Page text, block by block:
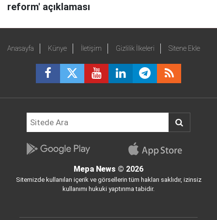
reform' açıklaması
Anasayfa Künye İletişim Gizlilik İlkeleri Sitene Ekle
Mepa News © 2026
Sitemizde kullanılan içerik ve görsellerin tüm hakları saklıdır, izinsiz
kullanımı hukuki yaptırıma tabidir.